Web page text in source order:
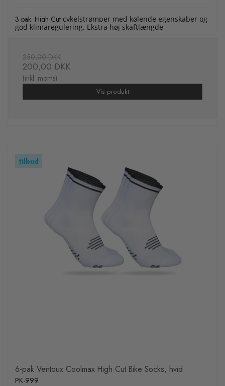
3-pak. High Cut cykelstrømper med kølende egenskaber og
god klimaregulering. Ekstra høj skaftlængde
250,00 DKK
200,00 DKK
(inkl. moms)
Vis produkt
tilbud
6-pak Ventoux Coolmax High Cut Bike Socks, hvid
PK-999